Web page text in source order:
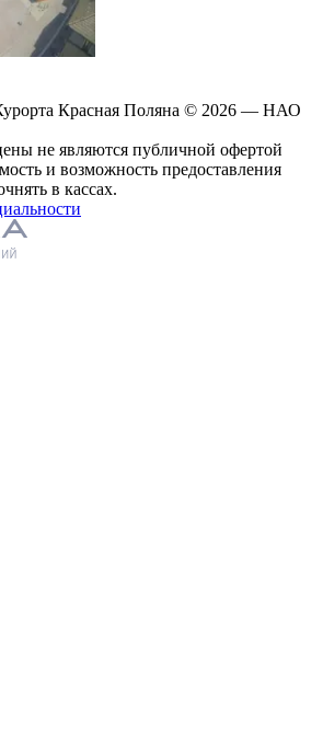
Красная Поляна © 2026 — НАО
не являются публичной офертой
и возможность предоставления
в кассах.